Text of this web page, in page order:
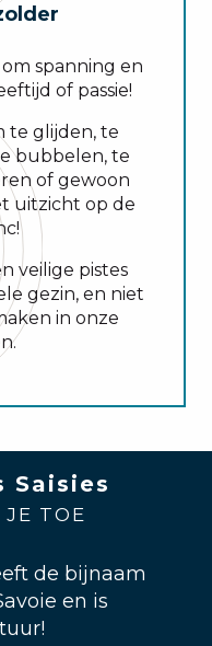
om spanning en
of passie!
te glijden, te
bubbelen, te
of gewoon
uitzicht op de
veilige pistes
gezin, en niet
in onze
Saisies
TOE
de bijnaam
en is